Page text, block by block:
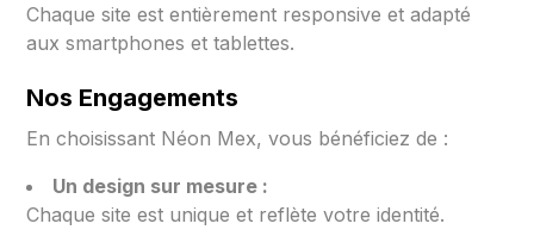
Chaque site est entièrement responsive et adapté
aux smartphones et tablettes.
Nos Engagements
En choisissant Néon Mex, vous bénéficiez de :
Un design sur mesure :
Chaque site est unique et reflète votre identité.